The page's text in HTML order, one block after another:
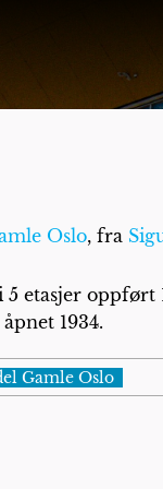
Oslo, fra
5 etasjer
1934.
Gamle Oslo